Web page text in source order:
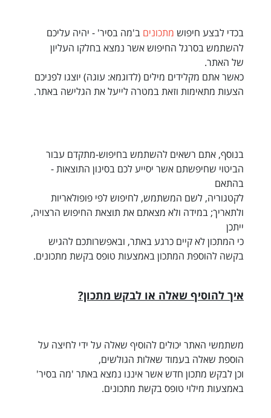
בכדי לבצע חיפוש מתכונים ב'מה בסיר' - יהיה עליכם
להשתמש בסרגל החיפוש אשר נמצא בחלקו העליון
של האתר.
כאשר אתם מקלידים מילים (לדוגמא: עוגה) יוצגו לפניכם
הצעות מתאימות וזאת במטרה לייעל את הגלישה באתר.
בנוסף, אתם רשאים להשתמש בחיפוש-מתקדם עבור
הביטוי שחיפשתם אשר יסייע לכם בסינון התוצאות -
בהתאם
לקטגוריה, לשם המשתמש, לחיפוש לפי פופולאריות
ולתאריך; במידה ולא מצאתם את תוצאת החיפוש הרצויה,
ייתכן
כי המתכון לא קיים כרגע באתר, ובאפשרותכם להגיש
בקשה להוספת המתכון באמצעות טופס בקשת מתכונים.
איך להוסיף שאלה או לבקש מתכון?
משתמשי האתר יכולים להוסיף שאלה על ידי לחיצה על
הוספת שאלה בעמוד שאלות הגולשים,
וכן לבקש מתכון חדש אשר איננו נמצא באתר 'מה בסיר'
באמצעות מילוי טופס בקשת מתכונים.